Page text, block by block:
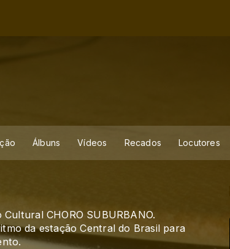
Álbuns Vídeos Recados Locutores
CHORO SUBURBANO.
da estação Central do Brasil para